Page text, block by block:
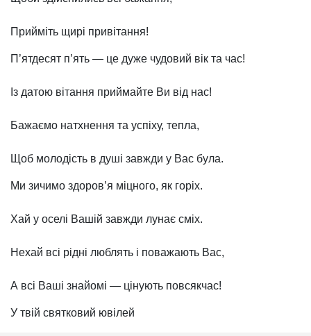
Прийміть щирі привітання!
П’ятдесят п’ять — це дуже чудовий вік та час!
Із датою вітання приймайте Ви від нас!
Бажаємо натхнення та успіху, тепла,
Щоб молодість в душі завжди у Вас була.
Ми зичимо здоров’я міцного, як горіх.
Хай у оселі Вашій завжди лунає сміх.
Нехай всі рідні люблять і поважають Вас,
А всі Ваші знайомі — цінують повсякчас!
У твій святковий ювілей